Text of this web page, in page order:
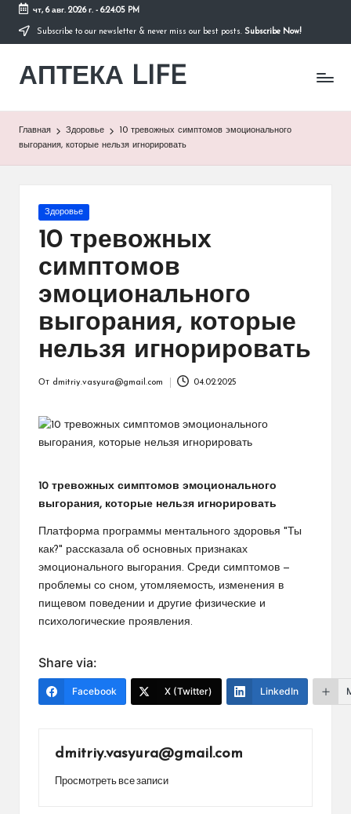
Перейти
содержимому
чт, 6 авг. 2026 г.- 6:24:05 PM
Subscribe to our newsletter & never miss our best posts. Subscribe Now!
АПТЕКА LIFE
сайт
Главная Здоровье
10 тревожных симптомов эмоционального
выгорания, которые нельзя игнорировать
Опубликовано
Здоровье
10 тревожных
симптомов
эмоционального
выгорания, которые
нельзя игнорировать
От dmitriy.vasyura@gmail.com 04.02.2025
10 тревожных симптомов эмоционального
выгорания, которые нельзя игнорировать
Платформа программы ментального здоровья "Ты
как?" рассказала об основных признаках
эмоционального выгорания. Среди симптомов —
проблемы со сном, утомляемость, изменения в
пищевом поведении и другие физические и
психологические проявления.
Share via:
Facebook X (Twitter) LinkedIn
dmitriy.vasyura@gmail.com
Просмотреть все записи